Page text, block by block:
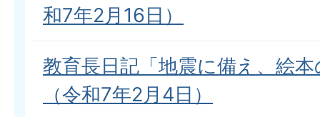
和7年2月16日）
教育長日記「地震に備え、絵
（令和7年2月4日）